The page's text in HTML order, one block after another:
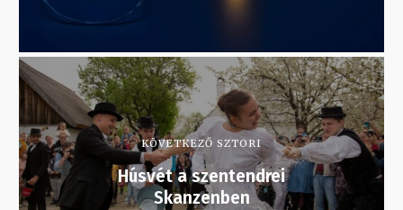
KÖVETKEZŐ SZTORI
Húsvét a szentendrei
Skanzenben